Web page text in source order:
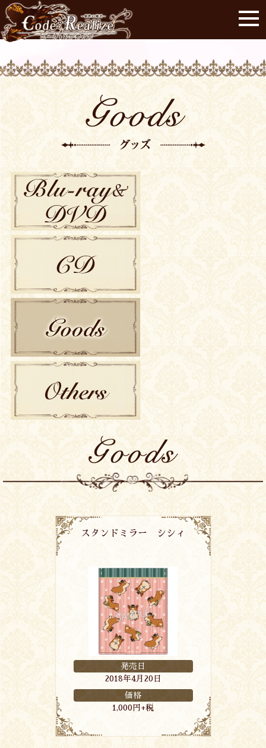
スタンドミラー シシィ
発売日
2018年4月20日
価格
1,000円+税